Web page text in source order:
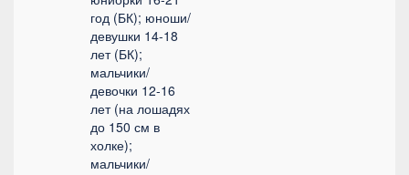
год (БК); юноши/
девушки 14-18
лет (БК);
мальчики/
девочки 12-16
лет (на лошадях
до 150 см в
холке);
мальчики/